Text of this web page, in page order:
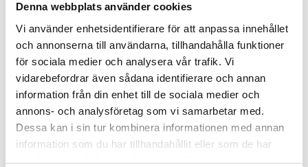
Denna webbplats använder cookies
Vi använder enhetsidentifierare för att anpassa innehållet
och annonserna till användarna, tillhandahålla funktioner
för sociala medier och analysera vår trafik. Vi
vidarebefordrar även sådana identifierare och annan
information från din enhet till de sociala medier och
annons- och analysföretag som vi samarbetar med.
Dessa kan i sin tur kombinera informationen med annan
information som du har tillhandahållit eller som de har
samlat in när du har använt deras tjänster.
Bandbredd upp till 48 Gbps (1-5meter)
Upp till 5meter är kabeln 7mm
6meter -30meter är kabeln 9.5mm